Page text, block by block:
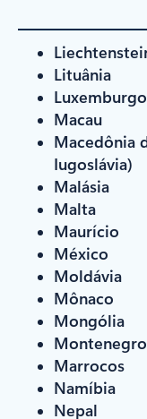
Lituânia
Luxemburgo
Macau
Macedônia
Iugoslávia)
Malásia
Malta
Maurício
México
Moldávia
Mônaco
Mongólia
Montenegro
Marrocos
Namíbia
Nepal